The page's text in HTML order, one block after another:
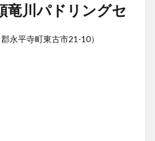
竜川パドリングセ
郡永平寺町東古市21-10）